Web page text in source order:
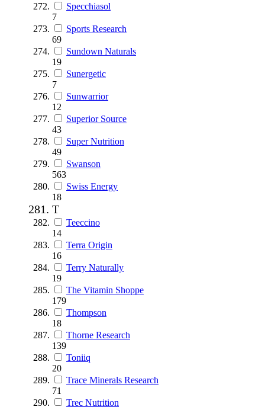
Specchiasol
7
Sports Research
69
Sundown Naturals
19
Sunergetic
7
Sunwarrior
12
Superior Source
43
Super Nutrition
49
Swanson
563
Swiss Energy
18
T
Teeccino
14
Terra Origin
16
Terry Naturally
19
The Vitamin Shoppe
179
Thompson
18
Thorne Research
139
Toniiq
20
Trace Minerals Research
71
Trec Nutrition